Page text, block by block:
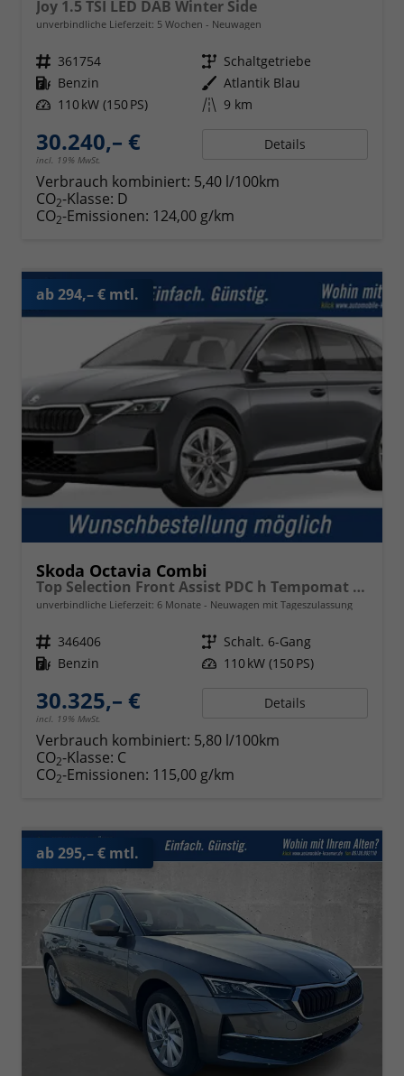
Joy 1.5 TSI LED DAB Winter Side
unverbindliche Lieferzeit: 5 Wochen Neuwagen
Fahrzeugnr. 361754 Getriebe Schaltgetriebe
Kraftstoff Benzin Außenfarbe Atlantik Blau
Leistung 110 kW (150 PS) Kilometerstand 9 km
30.240,– €
incl. 19% MwSt.
Details
Verbrauch kombiniert: 5,40 l/100km
CO2-Klasse: D
CO2-Emissionen: 124,00 g/km
ab 294,– € mtl.
Skoda Octavia Combi
Top Selection Front Assist PDC h Tempomat 2-Zonen-Klimaauto. Voll-LED-Matrix-Scheinwerfer KESSY
unverbindliche Lieferzeit: 6 Monate Neuwagen mit Tageszulassung
Fahrzeugnr. 346406 Getriebe Schalt. 6-Gang
Kraftstoff Benzin Leistung 110 kW (150 PS)
30.325,– €
incl. 19% MwSt.
Details
Verbrauch kombiniert: 5,80 l/100km
CO2-Klasse: C
CO2-Emissionen: 115,00 g/km
ab 295,– € mtl.